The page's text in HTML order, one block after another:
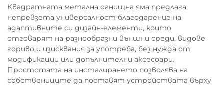
Квадратната метална огнищна яма предлага
непревзета универсалност благодарение на
адаптивните си дизайн-елементи, които
отговарят на разнообразни външни среди, видове
гориво и изисквания за употреба, без нужда от
модификации или допълнителни аксесоари.
Простотата на инсталирането позволява на
собствениците да поставят устройствата върху